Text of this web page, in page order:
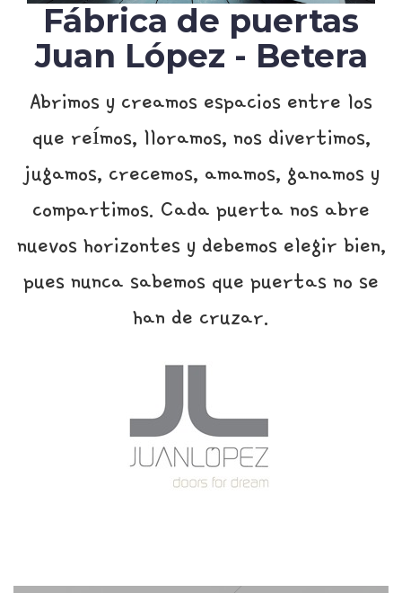
Fábrica de puertas
Juan López - Betera
Abrimos y creamos espacios entre los
que reímos, lloramos, nos divertimos,
jugamos, crecemos, amamos, ganamos y
compartimos. Cada puerta nos abre
nuevos horizontes y debemos elegir bien,
pues nunca sabemos que puertas no se
han de cruzar.